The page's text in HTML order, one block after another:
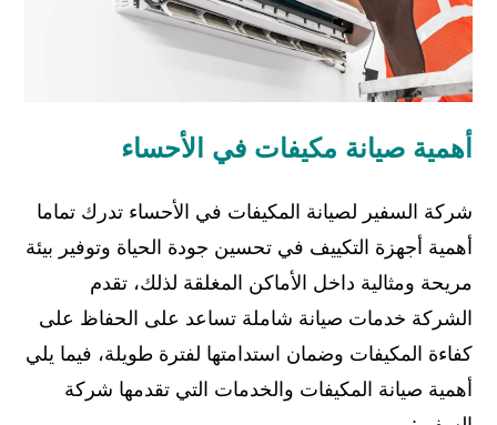
أهمية صيانة مكيفات في الأحساء
شركة السفير لصيانة المكيفات في الأحساء تدرك تماما
أهمية أجهزة التكييف في تحسين جودة الحياة وتوفير بيئة
مريحة ومثالية داخل الأماكن المغلقة لذلك، تقدم
الشركة خدمات صيانة شاملة تساعد على الحفاظ على
كفاءة المكيفات وضمان استدامتها لفترة طويلة، فيما يلي
أهمية صيانة المكيفات والخدمات التي تقدمها شركة